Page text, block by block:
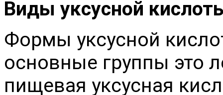
Виды уксусной
Формы уксусной
основные группы это
пищевая уксусная